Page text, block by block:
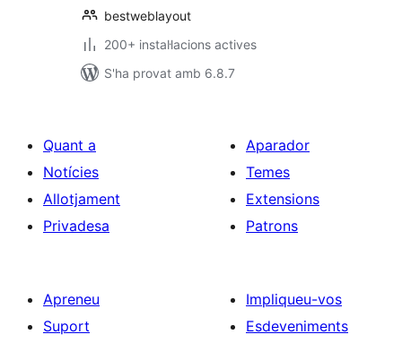
bestweblayout
200+ instal·lacions actives
S'ha provat amb 6.8.7
Quant a
Notícies
Allotjament
Privadesa
Aparador
Temes
Extensions
Patrons
Apreneu
Suport
Impliqueu-vos
Esdeveniments